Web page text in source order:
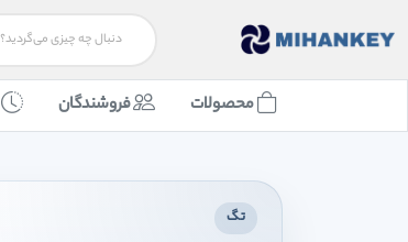
محصولات فروشندگان
تگ